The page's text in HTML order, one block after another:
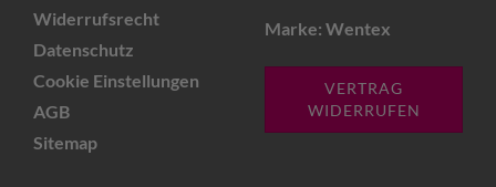
Widerrufsrecht
Datenschutz
Cookie Einstellungen
AGB
Sitemap
Marke: Wentex
VERTRAG
WIDERRUFEN